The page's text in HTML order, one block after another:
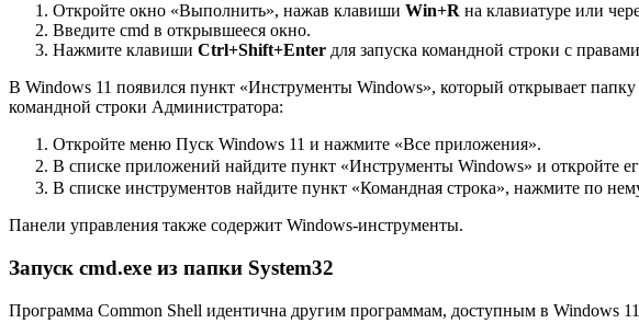
Откройте окно «Выполнить», нажав клавиши Win+R на клавиатуре или
Введите cmd в открывшееся окно.
Нажмите клавиши Ctrl+Shift+Enter для запуска командной строки с
В Windows 11 появился пункт «Инструменты Windows», который открывает
командной строки Администратора:
Откройте меню Пуск Windows 11 и нажмите «Все приложения».
В списке приложений найдите пункт «Инструменты Windows» и откройте
В списке инструментов найдите пункт «Командная строка», нажмите по
Панели управления также содержит Windows-инструменты.
Запуск cmd.exe из папки System32
Программа Common Shell идентична другим программам, доступным в Windows